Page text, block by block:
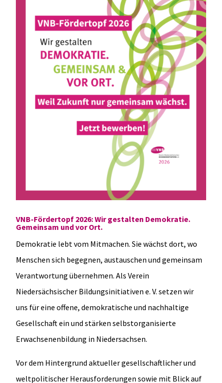
VNB-Fördertopf 2026: Wir gestalten Demokratie.
Gemeinsam und vor Ort.
Demokratie lebt vom Mitmachen. Sie wächst dort, wo
Menschen sich begegnen, austauschen und gemeinsam
Verantwortung übernehmen. Als Verein
Niedersächsischer Bildungsinitiativen e. V. setzen wir
uns für eine offene, demokratische und nachhaltige
Gesellschaft ein und stärken selbstorganisierte
Erwachsenenbildung in Niedersachsen.
Vor dem Hintergrund aktueller gesellschaftlicher und
weltpolitischer Herausforderungen sowie mit Blick auf